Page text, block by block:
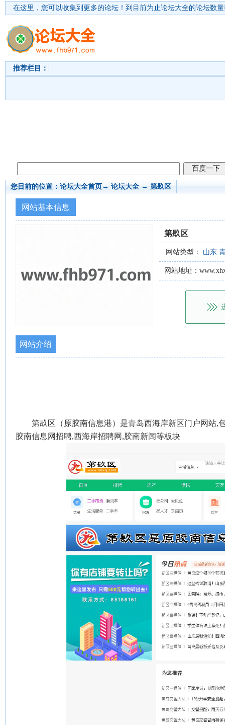
在这里，您可以收集到更多的论坛！ 到目前为止论坛大全的论坛数
推荐栏目：
您目前的位置： 论坛大全首页→ 论坛大全 → 第镹区
网站基本信息
第镹区
网站类型： 山东
网站地址：
网站介绍
第镹区（原胶南信息港）是青岛西海岸新区门户网站,
胶南信息网招聘,西海岸招聘网,胶南新闻等板块